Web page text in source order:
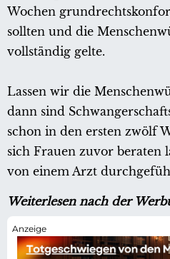
Wochen
sollten und die
vollständig gelte.
Lassen wir die
dann sind
schon in den ersten zwölf
sich Frauen zuvor beraten
von einem Arzt
Weiterlesen nach der